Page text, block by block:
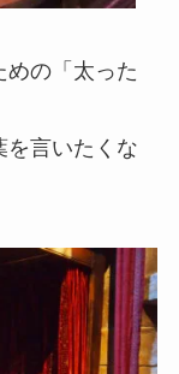
めの「太った
言いたくな